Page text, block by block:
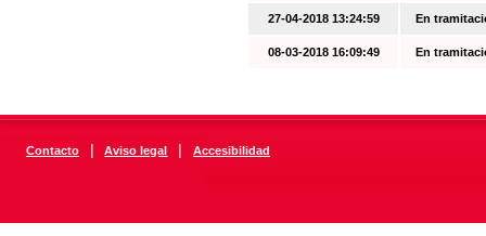
27-04-2018 13:24:59 En
08-03-2018 16:09:49 En
Contacto | Aviso legal | Accesibilidad